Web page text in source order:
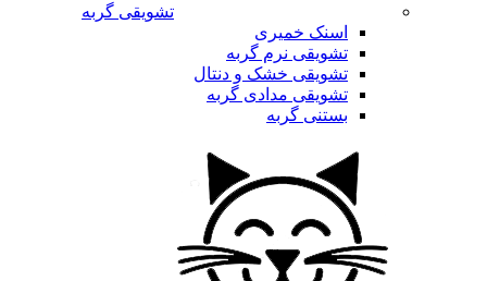
تشویقی گربه
اسنک خمیری
تشویقی نرم گربه
تشویقی خشک و دنتال
تشویقی مدادی گربه
بستنی گربه